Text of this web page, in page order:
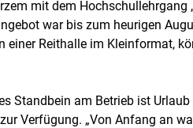
mit dem Hochschullehrgang
war bis zum heurigen
einer Reithalle im Kleinformat,
Standbein am Betrieb ist
Verfügung. „Von Anfang an